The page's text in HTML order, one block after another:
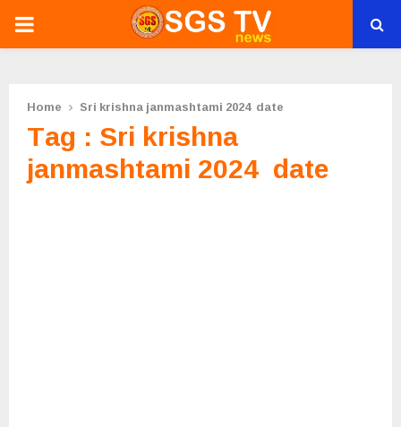
PRIMARY
Home Sri krishna janmashtami 2024 date
Tag : Sri krishna
janmashtami 2024 date